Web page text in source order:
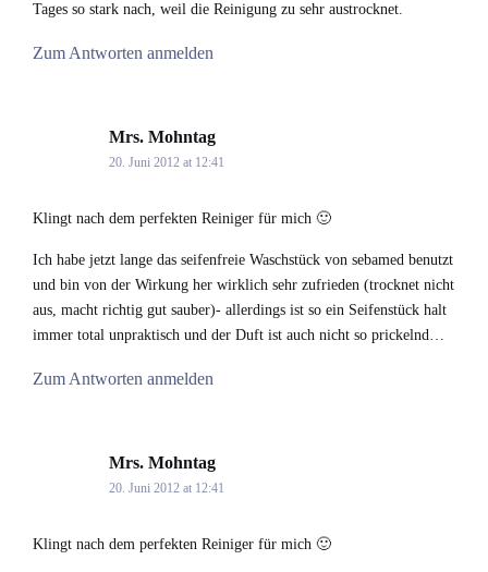
Tages so stark nach, weil die Reinigung zu sehr austrocknet.
Zum Antworten anmelden
Mrs. Mohntag
20. Juni 2012 at 12:41
Klingt nach dem perfekten Reiniger für mich 🙂
Ich habe jetzt lange das seifenfreie Waschstück von sebamed benutzt
und bin von der Wirkung her wirklich sehr zufrieden (trocknet nicht
aus, macht richtig gut sauber)- allerdings ist so ein Seifenstück halt
immer total unpraktisch und der Duft ist auch nicht so prickelnd…
Zum Antworten anmelden
Mrs. Mohntag
20. Juni 2012 at 12:41
Klingt nach dem perfekten Reiniger für mich 🙂